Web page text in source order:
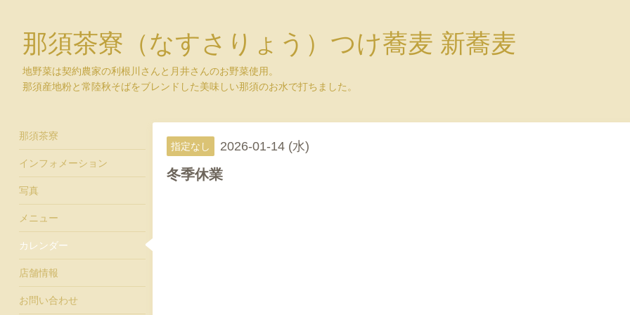
那須茶寮（なすさりょう）つけ蕎麦 新蕎麦
地野菜は契約農家の利根川さんと月井さんのお野菜使用。
那須産地粉と常陸秋そばをブレンドした美味しい那須のお水で打ちました。
指定なし 2026-01-14 (水)
冬季休業
那須茶寮
インフォメーション
写真
メニュー
カレンダー
店舗情報
お問い合わせ